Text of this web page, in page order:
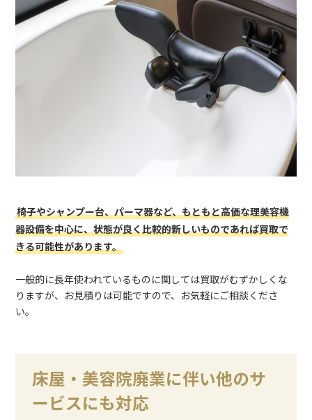
椅子やシャンプー台、パーマ器など、もともと高価な理美容機
器設備を中心に、状態が良く比較的新しいものであれば買取で
きる可能性があります。
一般的に長年使われているものに関しては買取がむずかしくな
りますが、お見積りは可能ですので、お気軽にご相談くださ
い。
床屋・美容院廃業に伴い他のサ
ービスにも対応